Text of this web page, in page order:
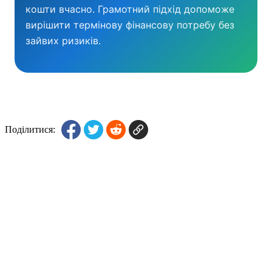
кошти вчасно. Грамотний підхід допоможе
вирішити термінову фінансову потребу без
зайвих ризиків.
Поділитися: